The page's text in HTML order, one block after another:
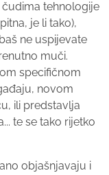
tehnologije
je li tako),
ne uspijevate
muči.
specifičnom
novom
ili predstavlja
te se tako rijetko
objašnjavaju i